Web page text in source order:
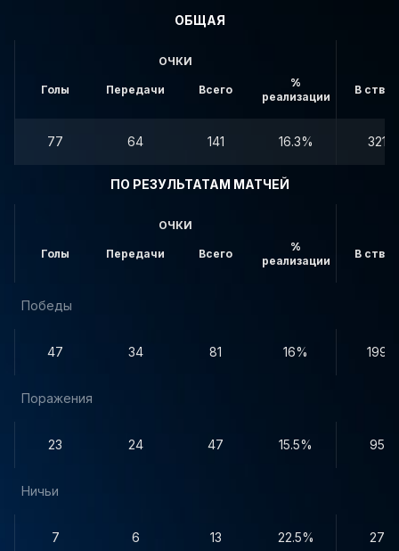
ОБЩАЯ
ОЧКИ
Голы Передачи Всего
%
реализации
В створ
77 64 141 16.3% 321
ПО РЕЗУЛЬТАТАМ МАТЧЕЙ
ОЧКИ
Голы Передачи Всего
%
реализации
В створ
Победы
47 34 81 16% 199
Поражения
23 24 47 15.5% 95
Ничьи
7 6 13 22.5% 27